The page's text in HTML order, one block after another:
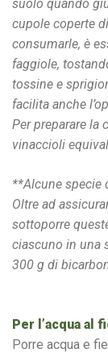
suolo quando
cupole coperte
consumarle, è
faggiole,
tossine e
facilita anche
Per preparare
vinaccioli
**Alcune specie
Oltre ad
sottoporre
ciascuno in una
300 g di
Per l’acqua al
Porre acqua e